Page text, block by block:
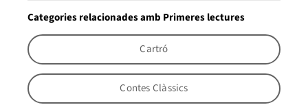
Categories relacionades amb Primeres lectures
Cartró
Contes Clàssics